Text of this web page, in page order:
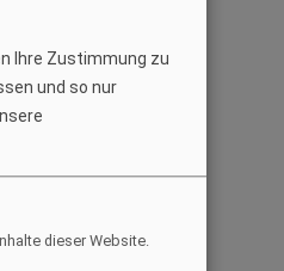
Ihre Zustimmung zu
und so nur
dieser Website.